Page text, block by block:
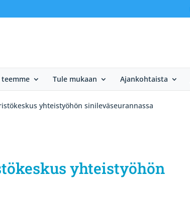
Tule mukaan Ajankohtaista
yhteistyöhön sinileväseurannassa
yhteistyöhön